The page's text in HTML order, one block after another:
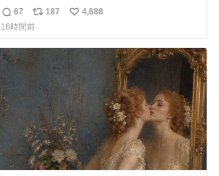
いる子どもたちのためにヒカキンボックス
1000個を寄付させていただきました
返
信
数
67
リ
ポ
ス
ト
187
い
ね
4,688
16時間前